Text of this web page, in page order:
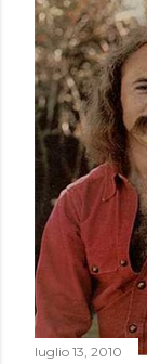
luglio 13, 2010